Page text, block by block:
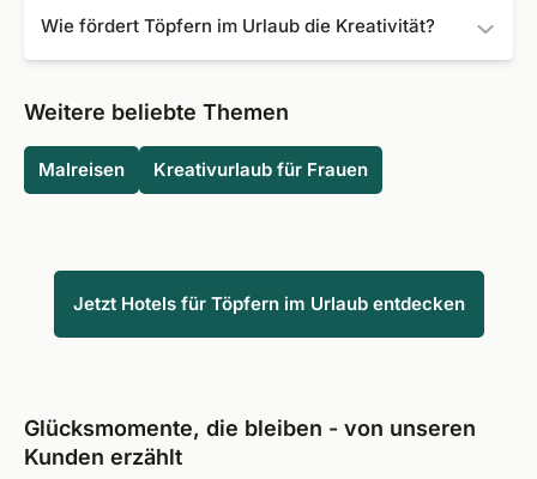
Meditation oder Wellness und schaffen so einen
ganzheitlichen Kreativurlaub.
Wie fördert Töpfern im Urlaub die Kreativität?
Abläufe und kreative Freiheit wird die Kreativität gezielt
inspirierenden Prozess, der neue Ideen entstehen lässt
und nachhaltig entspannt.
Weitere beliebte Themen
Malreisen Kreativurlaub für Frauen
Jetzt Hotels für Töpfern im Urlaub entdecken
Glücksmomente, die bleiben - von unseren
Kunden erzählt